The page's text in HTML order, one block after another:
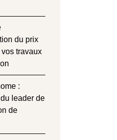
du prix
travaux
:
leader de
de